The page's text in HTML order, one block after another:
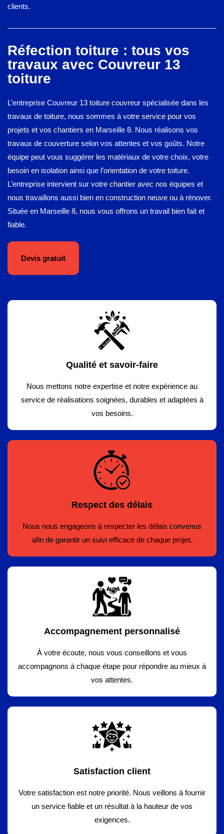
clients.
Réfection toiture : tous vos
travaux avec Couvreur 13
toiture
L’entreprise Couvreur 13 toiture couvreur spécialisée dans les
travaux de toiture, nous sommes à votre service pour vos
projets et vos chantiers en Marseille 8. Nous réalisons vos
travaux de couverture selon vos attentes et vos goûts. Notre
équipe peut vous suggérer les matériaux de votre choix, votre
besoin en isolation ainsi que l’orientation de votre toiture.
L’entreprise intervient sur votre chantier avec nos équipes et
nous travaillons aussi bien en construction neuve ou à rénover.
Située en Marseille 8, nous vous offrons un travail bien fait et
fiable.
Devis gratuit
Qualité et savoir-faire
Nous mettons notre expertise et notre expérience au
service de réalisations soignées, durables et adaptées à
vos besoins.
Respect des délais
Nous nous engageons à respecter les délais convenus
afin de garantir un suivi efficace de chaque projet.
Accompagnement personnalisé
À votre écoute, nous vous conseillons et vous
accompagnons à chaque étape pour répondre au mieux à
vos attentes.
Satisfaction client
Votre satisfaction est notre priorité. Nous veillons à fournir
un service fiable et un résultat à la hauteur de vos
exigences.